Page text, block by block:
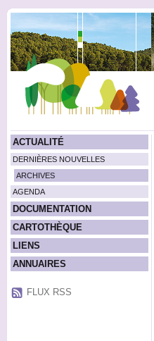
ACTUALITÉ
DERNIÈRES NOUVELLES
ARCHIVES
AGENDA
DOCUMENTATION
CARTOTHÈQUE
LIENS
ANNUAIRES
FLUX RSS